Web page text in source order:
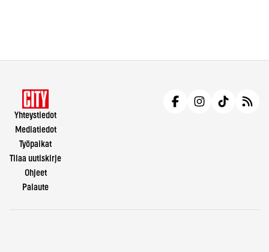
Yhteystiedot
Mediatiedot
Työpaikat
Tilaa uutiskirje
Ohjeet
Palaute